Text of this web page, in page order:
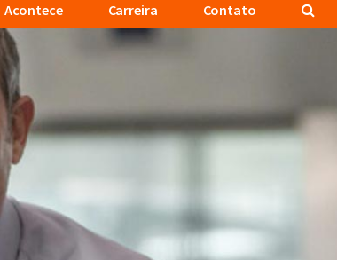
Acontece Carreira Contato